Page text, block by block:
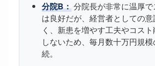
分院B：分院長が非常に温厚で
は良好だが、経営者としての意
く、新患を増やす工夫やコスト
しないため、毎月数十万円規
続。